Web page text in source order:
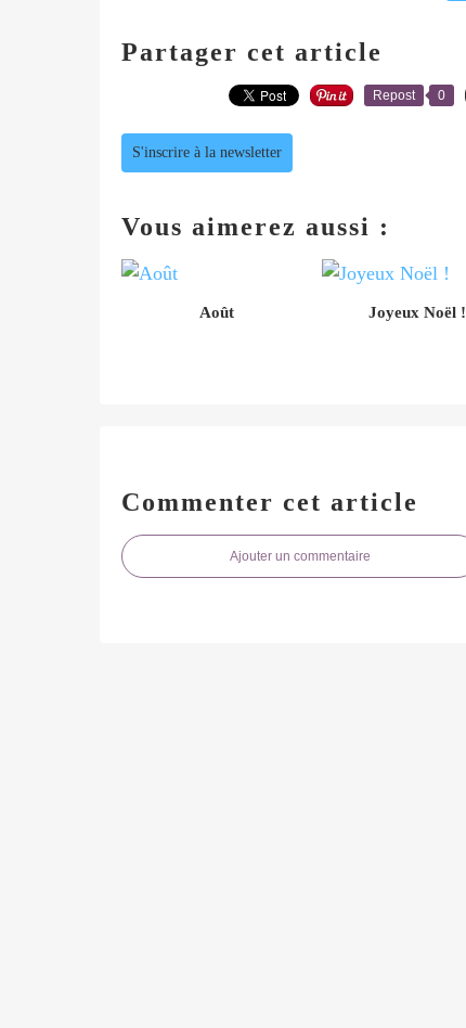
Partager cet article
Repost 0
S'inscrire à la newsletter
Vous aimerez aussi :
Août
Joyeux Noël !
Commenter cet article
Ajouter un commentaire